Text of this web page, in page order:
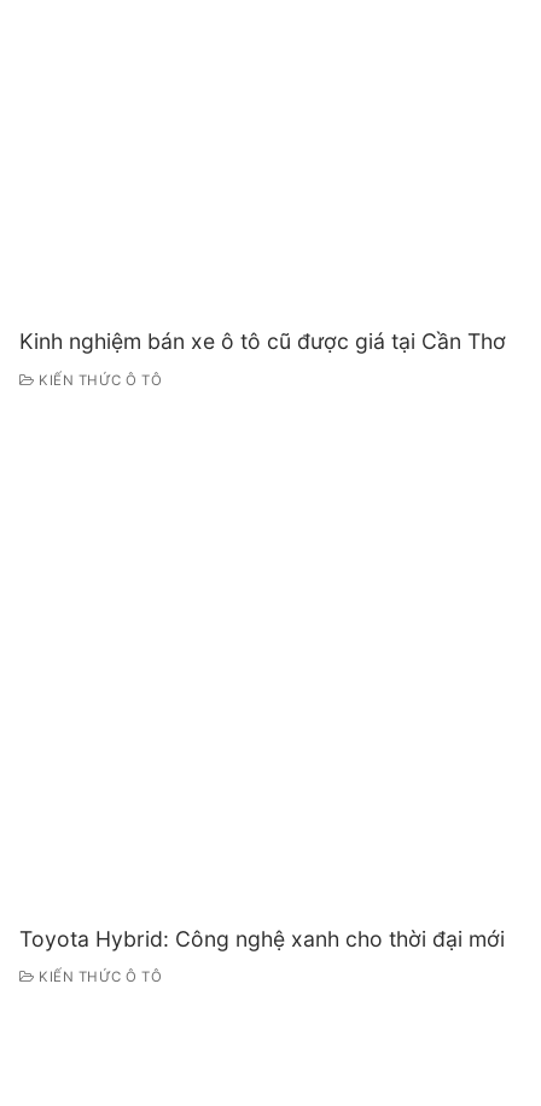
Kinh nghiệm bán xe ô tô cũ được giá tại Cần Thơ
KIẾN THỨC Ô TÔ
Toyota Hybrid: Công nghệ xanh cho thời đại mới
KIẾN THỨC Ô TÔ